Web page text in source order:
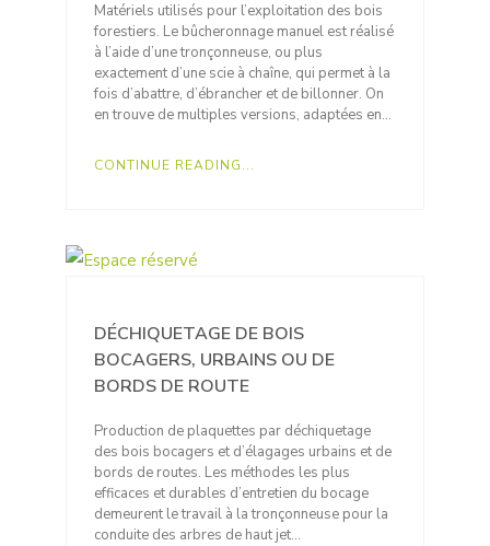
Matériels utilisés pour l’exploitation des bois
forestiers. Le bûcheronnage manuel est réalisé
à l’aide d’une tronçonneuse, ou plus
exactement d’une scie à chaîne, qui permet à la
fois d’abattre, d’ébrancher et de billonner. On
en trouve de multiples versions, adaptées en…
CONTINUE READING...
DÉCHIQUETAGE DE BOIS
BOCAGERS, URBAINS OU DE
BORDS DE ROUTE
Production de plaquettes par déchiquetage
des bois bocagers et d’élagages urbains et de
bords de routes. Les méthodes les plus
efficaces et durables d’entretien du bocage
demeurent le travail à la tronçonneuse pour la
conduite des arbres de haut jet…